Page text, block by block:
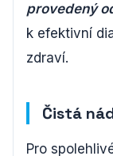
provedený
k efektivní
zdraví.
Čistá
Pro